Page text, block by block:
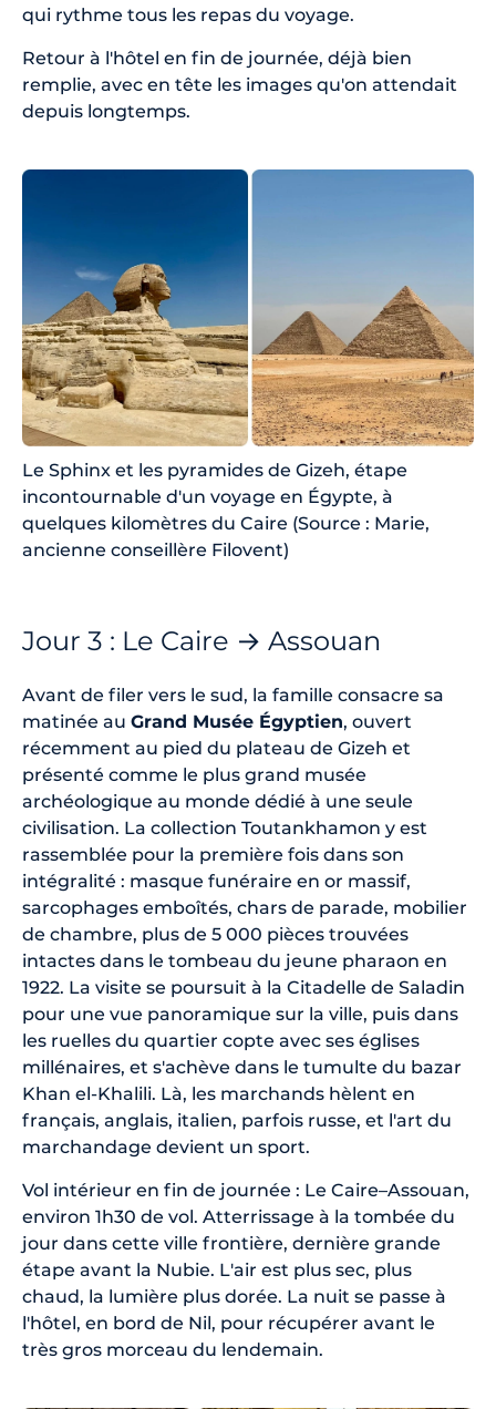
qui rythme tous les repas du voyage.
Retour à l'hôtel en fin de journée, déjà bien
remplie, avec en tête les images qu'on attendait
depuis longtemps.
Le Sphinx et les pyramides de Gizeh, étape
incontournable d'un voyage en Égypte, à
quelques kilomètres du Caire (Source : Marie,
ancienne conseillère Filovent)
Jour 3 : Le Caire → Assouan
Avant de filer vers le sud, la famille consacre sa
matinée au Grand Musée Égyptien, ouvert
récemment au pied du plateau de Gizeh et
présenté comme le plus grand musée
archéologique au monde dédié à une seule
civilisation. La collection Toutankhamon y est
rassemblée pour la première fois dans son
intégralité : masque funéraire en or massif,
sarcophages emboîtés, chars de parade, mobilier
de chambre, plus de 5 000 pièces trouvées
intactes dans le tombeau du jeune pharaon en
1922. La visite se poursuit à la Citadelle de Saladin
pour une vue panoramique sur la ville, puis dans
les ruelles du quartier copte avec ses églises
millénaires, et s'achève dans le tumulte du bazar
Khan el-Khalili. Là, les marchands hèlent en
français, anglais, italien, parfois russe, et l'art du
marchandage devient un sport.
Vol intérieur en fin de journée : Le Caire–Assouan,
environ 1h30 de vol. Atterrissage à la tombée du
jour dans cette ville frontière, dernière grande
étape avant la Nubie. L'air est plus sec, plus
chaud, la lumière plus dorée. La nuit se passe à
l'hôtel, en bord de Nil, pour récupérer avant le
très gros morceau du lendemain.